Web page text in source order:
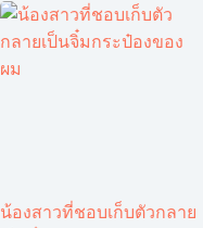
น้องสาวที่ชอบเก็บตัวกลาย